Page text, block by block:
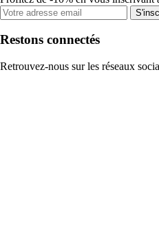
Restons connectés
Retrouvez-nous sur les réseaux